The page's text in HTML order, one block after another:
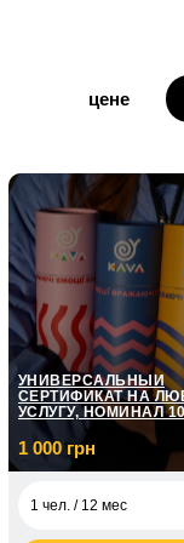
для дедушки
для бабушки
для кума
цене
УНИВЕРСАЛЬНЫЙ
СЕРТИФИКАТ НА
УСЛУГУ, НОМИНАЛ
1 000 грн
1 чел. / 12 мес